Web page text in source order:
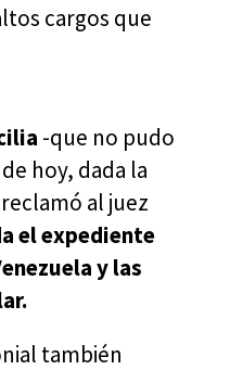
cargos que
-que no pudo
hoy, dada la
al juez
el expediente
y las
también